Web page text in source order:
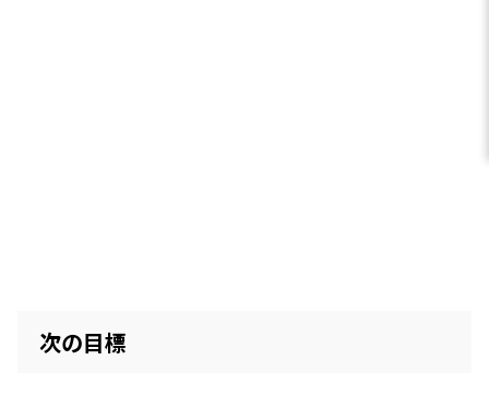
次の目標